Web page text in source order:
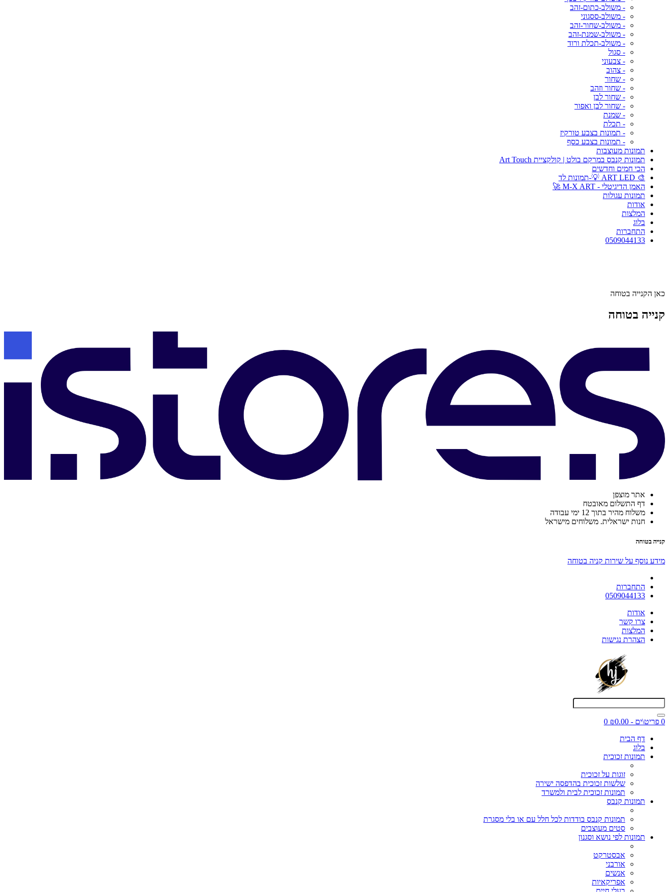
- משולב-כתום-זהב
- משולב-ססגוני
- משולב-שחור-זהב
- משולב-שמנת-זהב
- משולב-תכלת ורוד
- סגול
- צבעוני
- צהוב
- שחור
- שחור וזהב
- שחור לבן
- שחור לבן ואפור
- שמנת
- תכלת
- תמונות בצבע טורקיז
- תמונות בצבע כסף
תמונות מעוצבות
תמונות קנבס במרקם בולט | קולקציית Art Touch
הכי חמים וחדשים
🎨 ART LED 💡-תמונות לד
האמן הדיגיטלי - M-X ART 🚀
תמונות עגולות
אודות
המלצות
בלוג
התחברות
0509044133
כאן הקנייה בטוחה
קנייה בטוחה
אתר מוצפן
דף התשלום מאובטח
משלוח מהיר בתוך 12 ימי עבודה
חנות ישראלית. משלוחים מישראל
קנייה בטוחה
מידע נוסף על שירות קניה בטוחה
התחברות
0509044133
אודות
צרו קשר
המלצות
הצהרת נגישות
0 פריט\ים - ₪0.00
0
דף הבית
בלוג
תמונות זכוכית
זוגות על זכוכית
שלשות זכוכית בהדפסה ישירה
תמונות זכוכית לבית ולמשרד
תמונות קנבס
תמונות קנבס בודדות לכל חלל עם או בלי מסגרת
סטים מעוצבים
תמונות לפי נושא וסגנון
אבסטרקט
אורבני
אנשים
אפריקאיות